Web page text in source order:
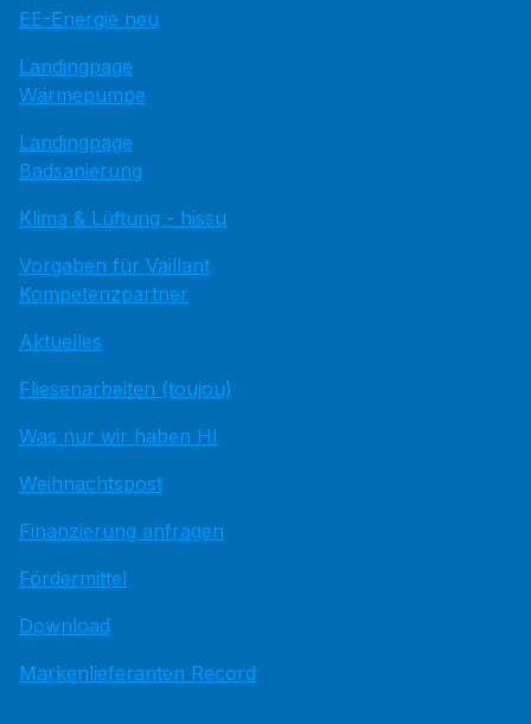
EE-Energie neu
Landingpage
Wärmepumpe
Landingpage
Badsanierung
Klima & Lüftung - hissu
Vorgaben für Vaillant
Kompetenzpartner
Aktuelles
Fliesenarbeiten (toujou)
Was nur wir haben HI
Weihnachtspost
Finanzierung anfragen
Fördermittel
Download
Markenlieferanten Record